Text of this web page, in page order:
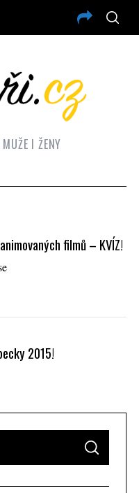
I ŽENY
filmů – KVÍZ!
2015!
S
A
C